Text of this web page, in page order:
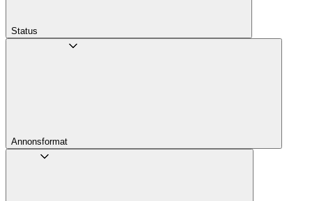
Status
Annons­format